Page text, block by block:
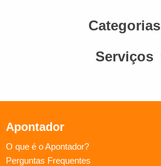
Categorias
Serviços
Apontador
O que é o Apontador?
Perguntas Frequentes